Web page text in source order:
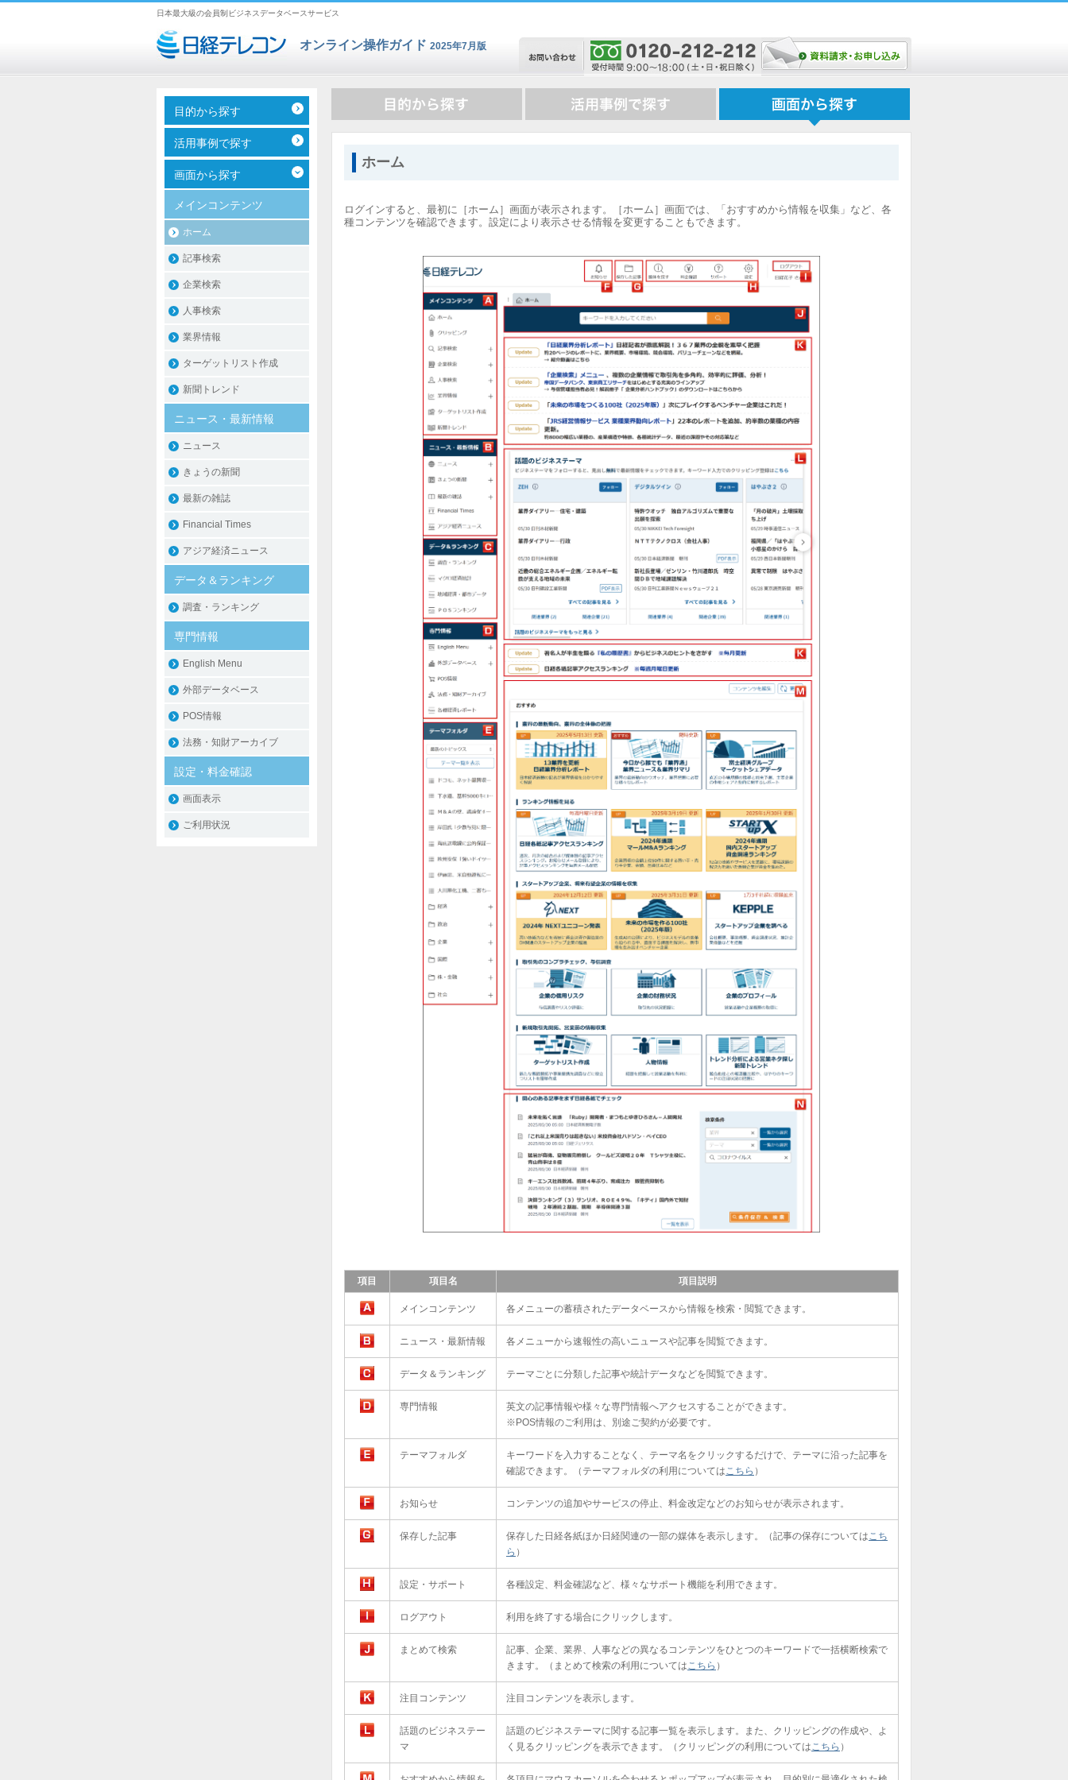
日本最大級の会員制ビジネスデータベースサービス
オンライン操作ガイド 2025年7月版
ホーム
ログインすると、最初に［ホーム］画面が表示されます。［ホーム］画面では、「おすすめから情報を収集」など、各
種コンテンツを確認できます。設定により表示させる情報を変更することもできます。
項目 項目名 項目説明
メインコンテンツ 各メニューの蓄積されたデータベースから情報を検索・閲覧できます。
ニュース・最新情報 各メニューから速報性の高いニュースや記事を閲覧できます。
データ＆ランキング テーマごとに分類した記事や統計データなどを閲覧できます。
専門情報
英文の記事情報や様々な専門情報へアクセスすることができます。
※POS情報のご利用は、別途ご契約が必要です。
テーマフォルダ
キーワードを入力することなく、テーマ名をクリックするだけで、テーマに沿った記事を
確認できます。（テーマフォルダの利用についてはこちら ）
お知らせ コンテンツの追加やサービスの停止、料金改定などのお知らせが表示されます。
保存した記事 保存した日経各紙ほか日経関連の一部の媒体を表示します。（記事の保存についてはこち
ら ）
設定・サポート 各種設定、料金確認など、様々なサポート機能を利用できます。
ログアウト 利用を終了する場合にクリックします。
まとめて検索
記事、企業、業界、人事などの異なるコンテンツをひとつのキーワードで一括横断検索で
きます。（まとめて検索の利用についてはこちら ）
注目コンテンツ 注目コンテンツを表示します。
話題のビジネステー
マ
話題のビジネステーマに関する記事一覧を表示します。また、クリッピングの作成や、よ
く見るクリッピングを表示できます。（クリッピングの利用についてはこちら ）
目的から探す
活用事例で探す
画面から探す
メインコンテンツ
ホーム
記事検索
企業検索
人事検索
業界情報
ターゲットリスト作成
新聞トレンド
ニュース・最新情報
ニュース
きょうの新聞
最新の雑誌
Financial Times
アジア経済ニュース
データ＆ランキング
調査・ランキング
専門情報
English Menu
外部データベース
POS情報
法務・知財アーカイブ
設定・料金確認
画面表示
ご利用状況